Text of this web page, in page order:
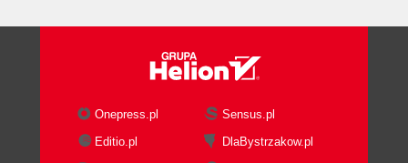
Programy do zarządzania fontami i ich
Adobe Type Manager (316)
Character Map Pro (316)
Onepress.pl
Sensus.pl
Editio.pl
DlaBystrzakow.pl